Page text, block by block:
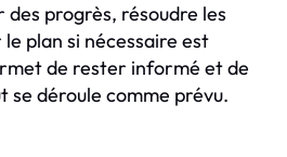
des progrès, résoudre les
plan si nécessaire est
de rester informé et de
se déroule comme prévu.